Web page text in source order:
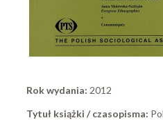
Rok wydania: 2012
Tytuł książki / czasopisma: